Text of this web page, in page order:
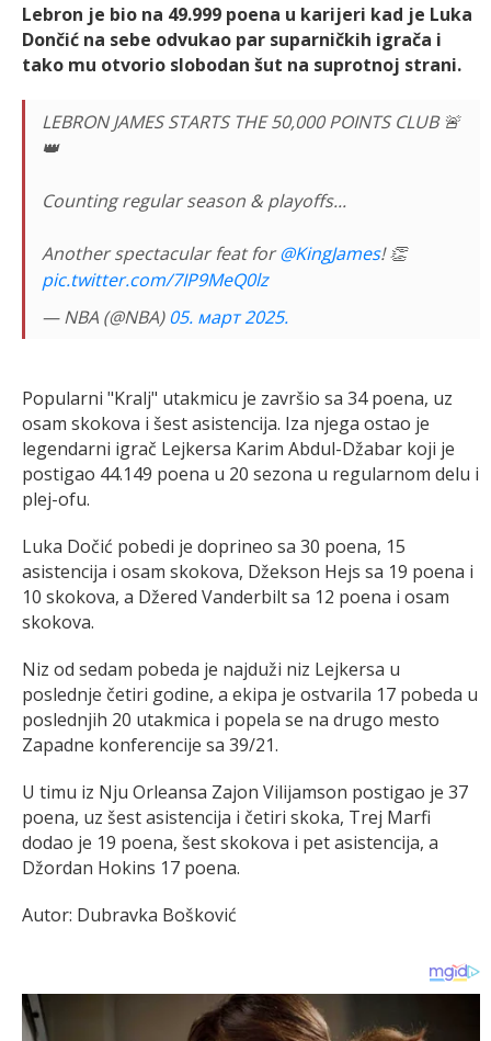
Lebron je bio na 49.999 poena u karijeri kad je Luka
Dončić na sebe odvukao par suparničkih igrača i
tako mu otvorio slobodan šut na suprotnoj strani.
LEBRON JAMES STARTS THE 50,000 POINTS CLUB 🚨
👑
Counting regular season & playoffs...
Another spectacular feat for@KingJames! 👏
pic.twitter.com/7IP9MeQ0lz
— NBA (@NBA)05. март 2025.
Popularni "Kralj" utakmicu je završio sa 34 poena, uz
osam skokova i šest asistencija. Iza njega ostao je
legendarni igrač Lejkersa Karim Abdul-Džabar koji je
postigao 44.149 poena u 20 sezona u regularnom delu i
plej-ofu.
Luka Dočić pobedi je doprineo sa 30 poena, 15
asistencija i osam skokova, Džekson Hejs sa 19 poena i
10 skokova, a Džered Vanderbilt sa 12 poena i osam
skokova.
Niz od sedam pobeda je najduži niz Lejkersa u
poslednje četiri godine, a ekipa je ostvarila 17 pobeda u
poslednjih 20 utakmica i popela se na drugo mesto
Zapadne konferencije sa 39/21.
U timu iz Nju Orleansa Zajon Vilijamson postigao je 37
poena, uz šest asistencija i četiri skoka, Trej Marfi
dodao je 19 poena, šest skokova i pet asistencija, a
Džordan Hokins 17 poena.
Autor: Dubravka Bošković